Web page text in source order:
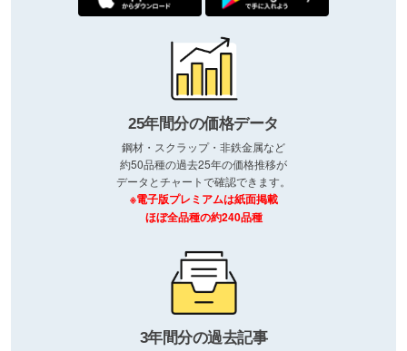
25年間分の価格データ
鋼材・スクラップ・非鉄金属など
約50品種の過去25年の価格推移が
データとチャートで確認できます。
※電子版プレミアムは紙面掲載
ほぼ全品種の約240品種
3年間分の過去記事